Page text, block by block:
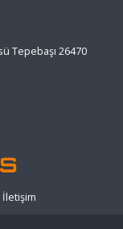
Tepebaşı 26470
İletişim